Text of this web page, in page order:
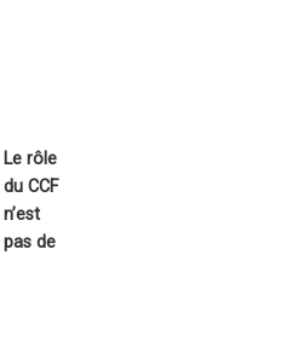
Le rôle
du CCF
n’est
pas de